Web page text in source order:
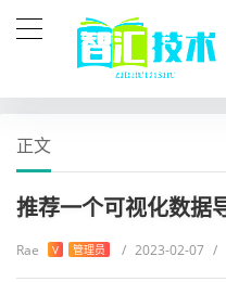
正文
推荐一个可视化数据
Rae V 管理员 / 2023-02-07 /